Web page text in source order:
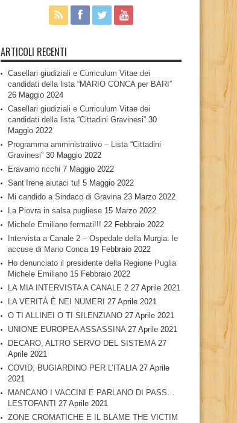
ARTICOLI RECENTI
Casellari giudiziali e Curriculum Vitae dei
candidati della lista “MARIO CONCA per BARI”
26 Maggio 2024
Casellari giudiziali e Curriculum Vitae dei
candidati della lista “Cittadini Gravinesi” 30
Maggio 2022
Programma amministrativo – Lista “Cittadini
Gravinesi” 30 Maggio 2022
Eravamo ricchi 7 Maggio 2022
Sant’Irene aiutaci tu! 5 Maggio 2022
Mi candido a Sindaco di Gravina 23 Marzo 2022
La Piovra in salsa pugliese 15 Marzo 2022
Michele Emiliano fermati!!! 22 Febbraio 2022
Intervista a Canale 2 – Ospedale della Murgia: le
accuse di Mario Conca 19 Febbraio 2022
Ho denunciato il presidente della Regione Puglia
Michele Emiliano 15 Febbraio 2022
LA MIA INTERVISTA A CANALE 2 27 Aprile 2021
LA VERITÀ È NEI NUMERI 27 Aprile 2021
O TI ALLINEI O TI SILENZIANO 27 Aprile 2021
UNIONE EUROPEA ASSASSINA 27 Aprile 2021
DECARO, ALTRO SERVO DEL SISTEMA 27
Aprile 2021
COVID, BUGIARDINO PER L’ITALIA 27 Aprile
2021
MANCANO I VACCINI E PARLANO DI PASS…
LESTOFANTI 27 Aprile 2021
ZONE CROMATICHE E IL BLAME THE VICTIM